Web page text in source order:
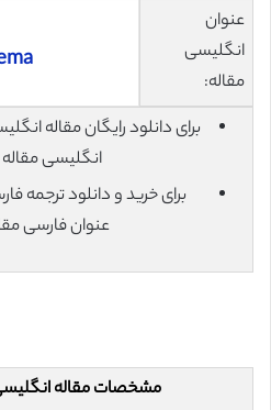
عنوان
انگلیسی
مقاله:
انگلیسی
برای خرید و دانلود ترجمه
عنوان فارسی
مشخصات مقاله